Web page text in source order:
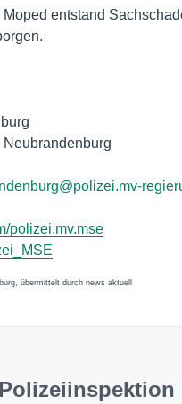
entstand
polizei.mv.mse
übermittelt durch news aktuell